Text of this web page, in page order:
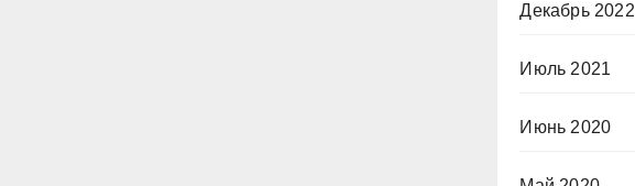
Декабрь 2022
Июль 2021
Июнь 2020